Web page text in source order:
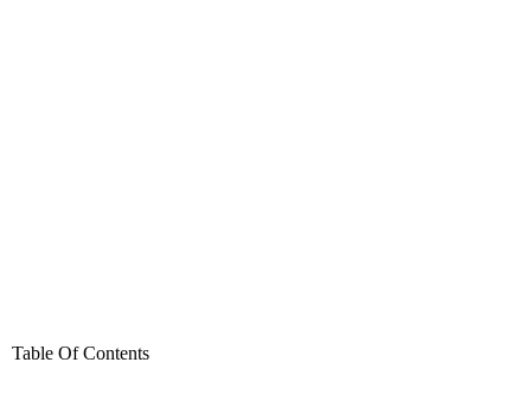
Table Of Contents